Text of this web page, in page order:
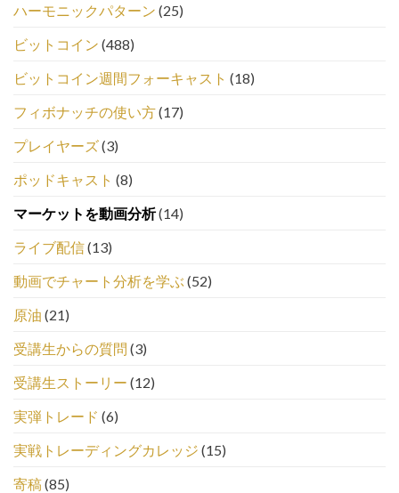
ハーモニックパターン (25)
ビットコイン (488)
ビットコイン週間フォーキャスト (18)
フィボナッチの使い方(17)
プレイヤーズ(3)
ポッドキャスト (8)
マーケットを動画分析(14)
ライブ配信(13)
動画でチャート分析を学ぶ (52)
原油 (21)
受講生からの質問 (3)
受講生ストーリー (12)
実弾トレード (6)
実戦トレーディングカレッジ (15)
寄稿(85)